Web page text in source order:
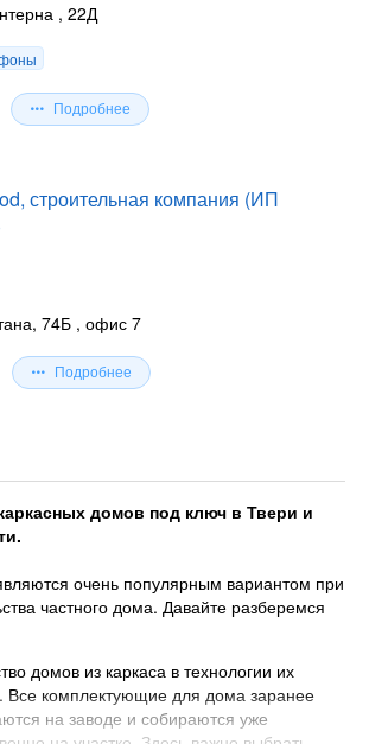
, 22Д
Подробнее
строительная компания (ИП
74Б , офис 7
Подробнее
домов под ключ в Твери и
очень популярным вариантом при
частного дома. Давайте разберемся
домов из каркаса в технологии их
Все комплектующие для дома заранее
на заводе и собираются уже